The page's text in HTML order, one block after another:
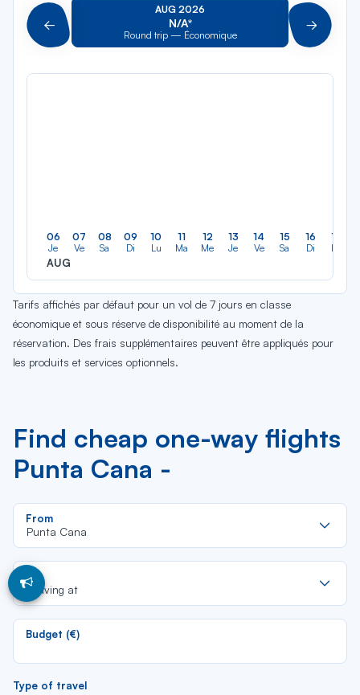
Précédent
AUG 2026
N/A*
Round trip — Économique Suivant
06
Je
AUG
07
Ve
08
Sa
09
Di
10
Lu
11
Ma
12
Me
13
Je
14
Ve
15
Sa
16
Di
17
Lu
Tarifs affichés par défaut pour un vol de 7 jours en classe
économique et sous réserve de disponibilité au moment de la
réservation. Des frais supplémentaires peuvent être appliqués pour
les produits et services optionnels.
Find cheap one-way flights
Punta Cana -
From
Punta Cana
To
Arriving at
Budget (€)
Type of travel